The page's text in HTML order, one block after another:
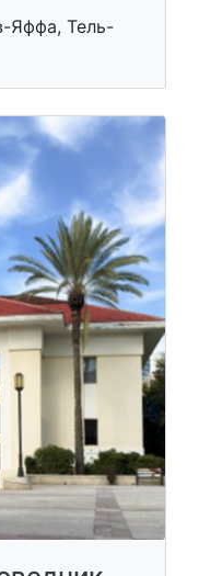
Яффа, Тель-